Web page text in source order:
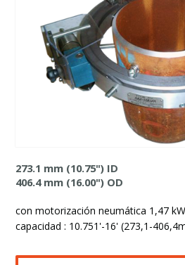
273.1 mm (10.75") ID
406.4 mm (16.00") OD
con motorización neumática 1,47
capacidad : 10.751'-16' (273,1-